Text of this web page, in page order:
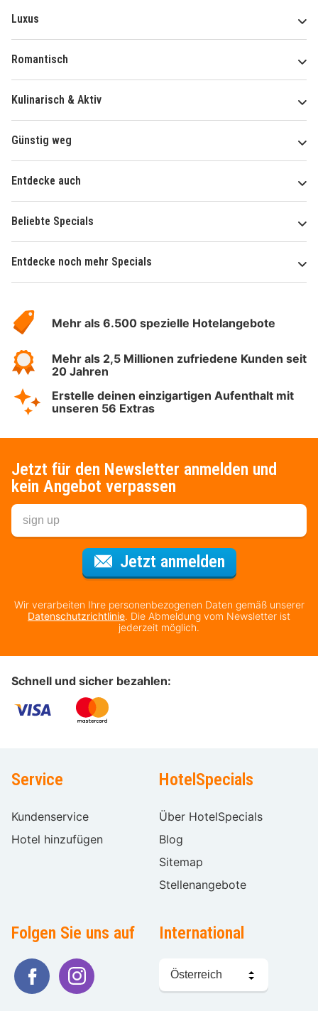
Luxus
Romantisch
Kulinarisch & Aktiv
Günstig weg
Entdecke auch
Beliebte Specials
Entdecke noch mehr Specials
Hotelspecials
Mehr als 6.500 spezielle Hotelangebote
Mehr als 2,5 Millionen zufriedene Kunden seit
20 Jahren
Erstelle deinen einzigartigen Aufenthalt mit
unseren 56 Extras
Jetzt für den Newsletter anmelden und
kein Angebot verpassen
Jetzt anmeldenFür den
Wir verarbeiten Ihre personenbezogenen Daten gemäß unserer
Datenschutzrichtlinie. Die Abmeldung vom Newsletter ist
jederzeit möglich.
Schnell und sicher bezahlen:
Service
Kundenservice
Hotel hinzufügen
HotelSpecials
Über HotelSpecials
Blog
Sitemap
Stellenangebote
Folgen Sie uns auf International
Sprache
wählen